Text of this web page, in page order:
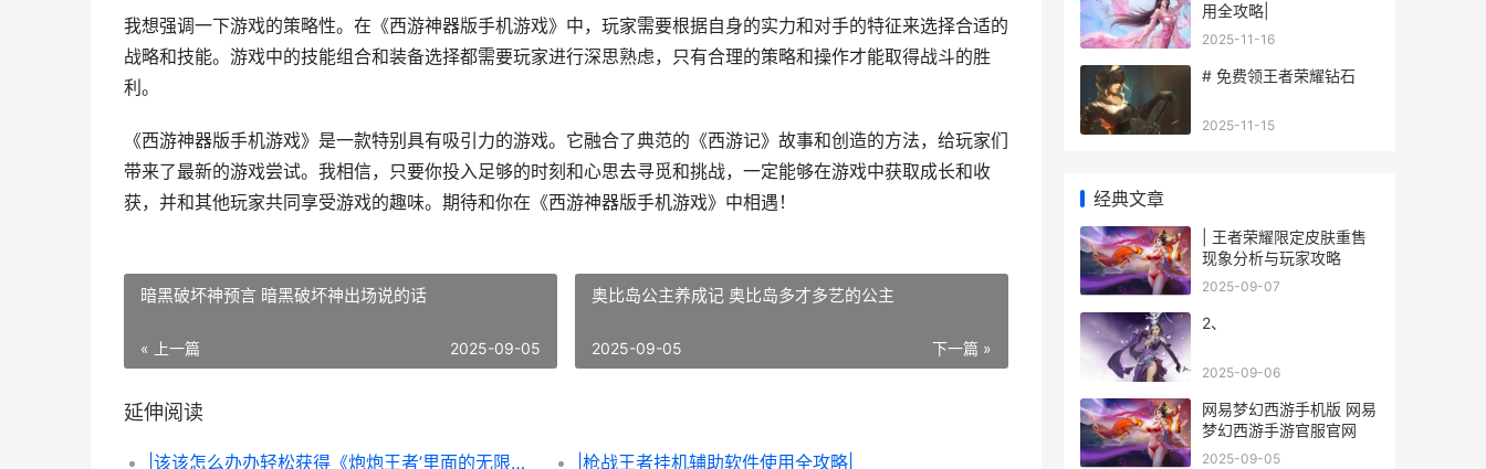
我想强调一下游戏的策略性。在《西游神器版手机游戏》中，玩家需要根据自身的实力和对手的特征来选择合适的
战略和技能。游戏中的技能组合和装备选择都需要玩家进行深思熟虑，只有合理的策略和操作才能取得战斗的胜
利。
《西游神器版手机游戏》是一款特别具有吸引力的游戏。它融合了典范的《西游记》故事和创造的方法，给玩家们
带来了最新的游戏尝试。我相信，只要你投入足够的时刻和心思去寻觅和挑战，一定能够在游戏中获取成长和收
获，并和其他玩家共同享受游戏的趣味。期待和你在《西游神器版手机游戏》中相遇！
暗黑破坏神预言 暗黑破坏神出场说的话
« 上一篇 2025-09-05
奥比岛公主养成记 奥比岛多才多艺的公主
下一篇 »
2025-09-05
延伸阅读
|该该怎么办办轻松获得《炮炮王者’里面的无限金币和星星| |枪战王者挂机辅助软件使用全攻略|
用全攻略|
2025-11-16
# 免费领王者荣耀钻石
2025-11-15
经典文章
| 王者荣耀限定皮肤重售
现象分析与玩家攻略
2025-09-07
2、
2025-09-06
网易梦幻西游手机版 网易
梦幻西游手游官服官网
2025-09-05